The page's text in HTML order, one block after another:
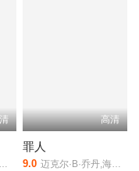
高清
罪人
9.0 迈克尔·B·乔丹,海莉·斯坦菲尔德,杰克·奥康奈尔,乌米·马萨库,杰米·劳森,奥玛·本森·米勒,德尔罗伊·林多,罗拉·科克,李丽君,迪内·泰勒,克里斯蒂安·罗宾森,西奥多斯·克莱恩,格拉伦·布莱恩特·班克斯,法比奥